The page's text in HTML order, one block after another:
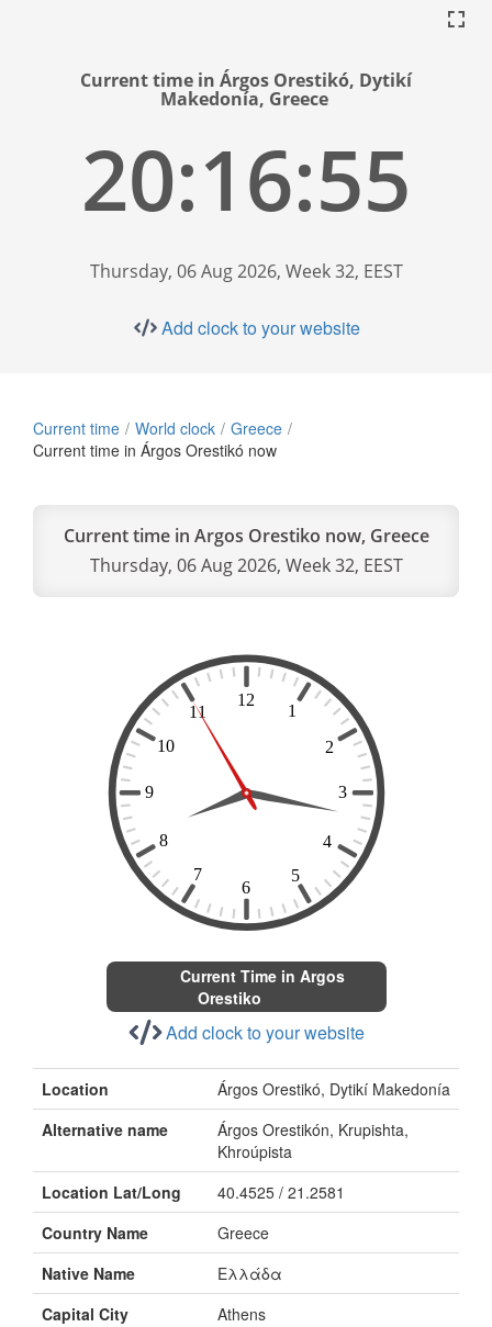
Current time in Árgos Orestikó, Dytikí
Makedonía, Greece
20:16:55
Thursday, 06 Aug 2026, Week 32, EEST
Add clock to your website
Current time World clock
Greece
Current time in Árgos Orestikó now
Current time in Argos Orestiko now, Greece
Thursday, 06 Aug 2026, Week 32, EEST
Current Time in Argos
Orestiko
Add clock to your website
Location
Árgos Orestikó, Dytikí Makedonía
Alternative name
Árgos Orestikón, Krupishta,
Khroúpista
Location Lat/Long
40.4525 / 21.2581
Country Name
Greece
Native Name
Ελλάδα
Capital City
Athens